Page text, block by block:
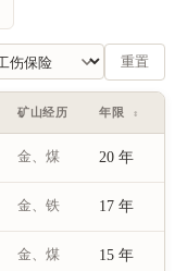
重置
矿山经历 年限 ↕
金、煤 20 年
金、铁 17 年
金、煤 15 年